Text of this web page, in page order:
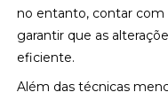
no entanto, contar com
garantir que as
eficiente.
Além das técnicas